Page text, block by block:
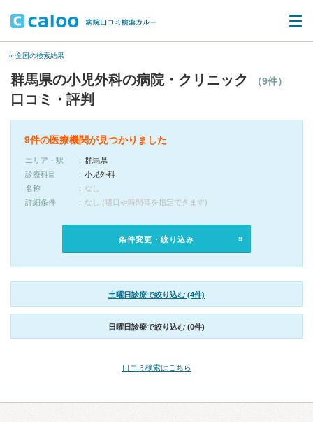
« 全国の検索結果
群馬県の小児外科の病院・クリニック （9件）
口コミ・評判
9件の医療機関が見つかりました
エリア・駅
群馬県
診療科目
小児外科
名称
なし
詳細条件
なし (曜日や時間帯を指定できます)
条件変更・絞り込み
土曜日診療で絞り込む (4件)
日曜日診療で絞り込む (0件)
口コミ検索はこちら